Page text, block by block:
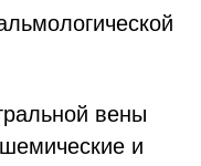
вены
и